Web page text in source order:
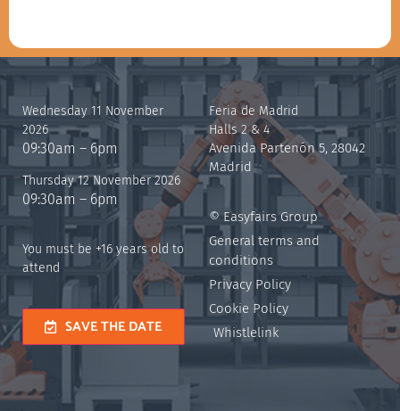
Wednesday 11 November
2026
09:30am – 6pm
Thursday 12 November 2026
09:30am – 6pm
You must be +16 years old to
attend
SAVE THE DATE
Feria de Madrid
Halls 2 & 4
Avenida Partenón 5, 28042
Madrid
© Easyfairs Group
General terms and
conditions
Privacy Policy
Cookie Policy
Whistlelink